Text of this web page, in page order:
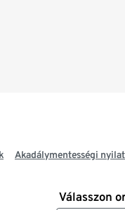
Akadálymentességi
Válasszon